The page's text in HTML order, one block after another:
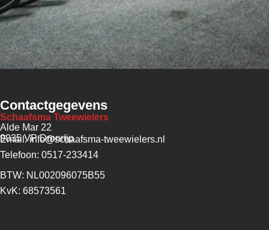
Contactgegevens
Schaafsma Tweewielers
Alde Mar 22
9035 VP Dronrijp
Email: info@schaafsma-tweewielers.nl
Telefoon: 0517-233414
BTW: NL002096075B55
KvK: 68573561